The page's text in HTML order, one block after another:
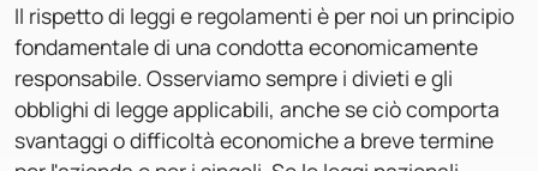
Il rispetto di leggi e regolamenti è per noi un principio
fondamentale di una condotta economicamente
responsabile. Osserviamo sempre i divieti e gli
obblighi di legge applicabili, anche se ciò comporta
svantaggi o difficoltà economiche a breve termine